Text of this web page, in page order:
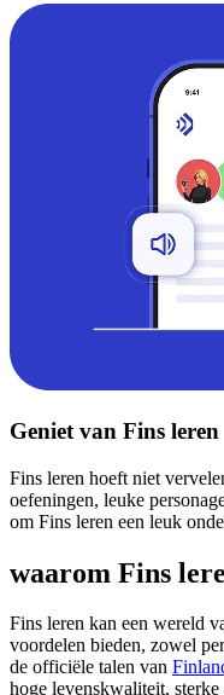
Geniet van Fins leren
Fins leren hoeft niet
oefeningen, leuke
om Fins leren een leuk
waarom Fins
Fins leren kan een wereld
voordelen bieden, zowel
de officiële talen van
hoge levenskwaliteit,